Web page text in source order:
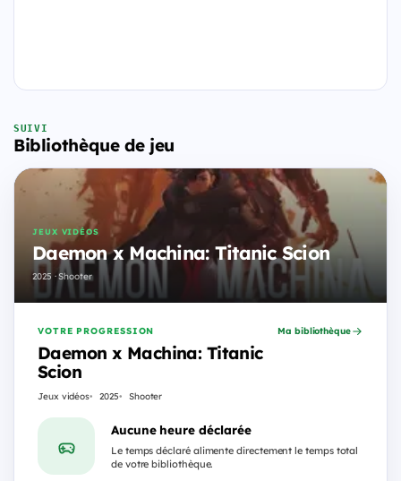
SUIVI
Bibliothèque de jeu
JEUX VIDÉOS
Daemon x Machina: Titanic Scion
2025 · Shooter
VOTRE PROGRESSION
Daemon x Machina: Titanic
Scion
Jeux vidéos 2025 Shooter
Ma bibliothèque
Aucune heure déclarée
Le temps déclaré alimente directement le temps total
de votre bibliothèque.